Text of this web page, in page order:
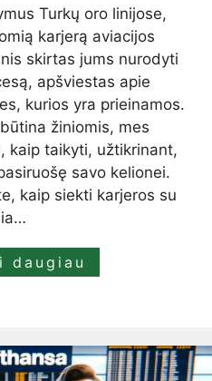
Turkų oro linijose,
karjerą aviacijos
skirtas jums nurodyti
apšviestas apie
kurios yra prieinamos.
žiniomis, mes
kaip taikyti, užtikrinant,
savo kelionei.
kaip siekti karjeros su
daugiau